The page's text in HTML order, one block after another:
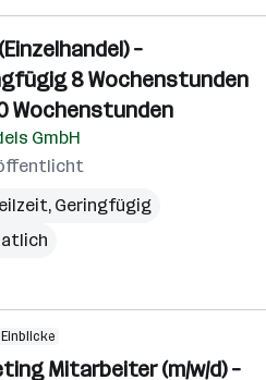
–
8 Wochenstunden
Wochenstunden
GmbH
Geringfügig
Einblicke
Mitarbeiter (m/w/d) –